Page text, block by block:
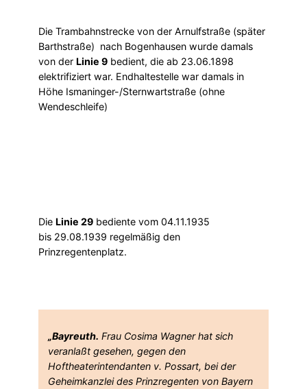
Die Trambahnstrecke von der Arnulfstraße (später
Barthstraße) nach Bogenhausen wurde damals
von der Linie 9 bedient, die ab 23.06.1898
elektrifiziert war. Endhaltestelle war damals in
Höhe Ismaninger-/Sternwartstraße (ohne
Wendeschleife)
Die Linie 29 bediente vom 04.11.1935
bis 29.08.1939 regelmäßig den
Prinzregentenplatz.
„Bayreuth. Frau Cosima Wagner hat sich
veranlaßt gesehen, gegen den
Hoftheaterintendanten v. Possart, bei der
Geheimkanzlei des Prinzregenten von Bayern